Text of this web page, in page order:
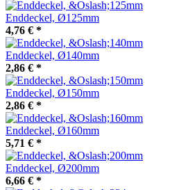
Enddeckel, Ø125mm
4,76 € *
Enddeckel, Ø140mm
2,86 € *
Enddeckel, Ø150mm
2,86 € *
Enddeckel, Ø160mm
5,71 € *
Enddeckel, Ø200mm
6,66 € *